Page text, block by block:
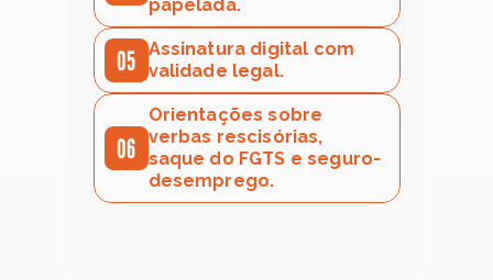
papelada.
05
Assinatura digital com
validade legal.
06
Orientações sobre
verbas rescisórias,
saque do FGTS e seguro-
desemprego.